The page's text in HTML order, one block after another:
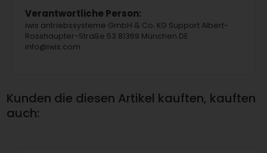
Verantwortliche Person:
iwis antriebssysteme GmbH & Co. KG Support Albert-
Rosshaupter-Straße 53 81369 München DE
info@iwis.com
Kunden die diesen Artikel kauften, kauften
auch: